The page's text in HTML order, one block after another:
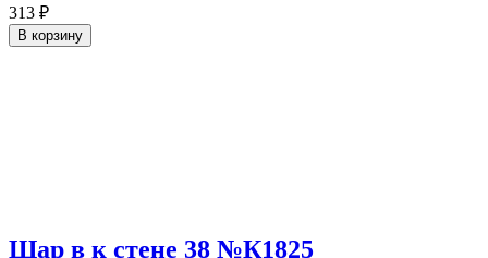
313 ₽
В корзину
Шар в к стене 38 №К1825